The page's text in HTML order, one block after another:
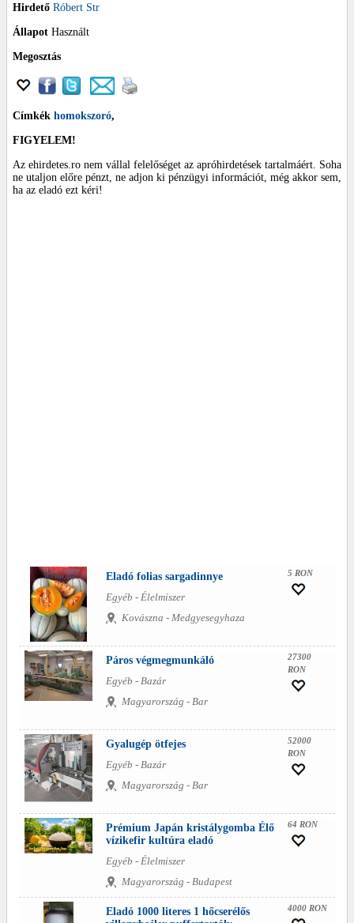
Hirdető Róbert Str
Állapot Használt
Megosztás
Címkék homokszoró,
FIGYELEM!
Az ehirdetes.ro nem vállal felelőséget az apróhirdetések tartalmáért. Soha
ne utaljon előre pénzt, ne adjon ki pénzügyi információt, még akkor sem,
ha az eladó ezt kéri!
Eladó folias sargadinnye
Egyéb - Élelmiszer
Kovászna - Medgyesegyhaza
5 RON
Páros végmegmunkáló
Egyéb - Bazár
Magyarország - Bar
27300
RON
Gyalugép ötfejes
Egyéb - Bazár
Magyarország - Bar
52000
RON
Prémium Japán kristálygomba Élő
vízikefir kultúra eladó
Egyéb - Élelmiszer
Magyarország - Budapest
64 RON
Eladó 1000 literes 1 hőcserélős
4000 RON